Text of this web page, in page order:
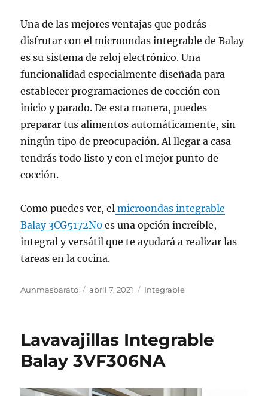
Una de las mejores ventajas que podrás
disfrutar con el microondas integrable de Balay
es su sistema de reloj electrónico. Una
funcionalidad especialmente diseñada para
establecer programaciones de cocción con
inicio y parado. De esta manera, puedes
preparar tus alimentos automáticamente, sin
ningún tipo de preocupación. Al llegar a casa
tendrás todo listo y con el mejor punto de
cocción.
Como puedes ver, el microondas integrable
Balay 3CG5172N0es una opción increíble,
integral y versátil que te ayudará a realizar las
tareas en la cocina.
Autor
Aunmasbarato
Publicado
abril 7, 2021 Categorías
Integrable
Lavavajillas Integrable
Balay 3VF306NA